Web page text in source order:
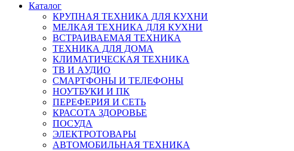
Каталог
КРУПНАЯ ТЕХНИКА ДЛЯ КУХНИ
МЕЛКАЯ ТЕХНИКА ДЛЯ КУХНИ
ВСТРАИВАЕМАЯ ТЕХНИКА
ТЕХНИКА ДЛЯ ДОМА
КЛИМАТИЧЕСКАЯ ТЕХНИКА
ТВ И AУДИО
СМАРТФОНЫ И ТЕЛЕФОНЫ
НОУТБУКИ И ПК
ПЕРЕФЕРИЯ И СЕТЬ
КРАСОТА ЗДОРОВЬЕ
ПОСУДА
ЭЛЕКТРОТОВАРЫ
АВТОМОБИЛЬНАЯ ТЕХНИКА